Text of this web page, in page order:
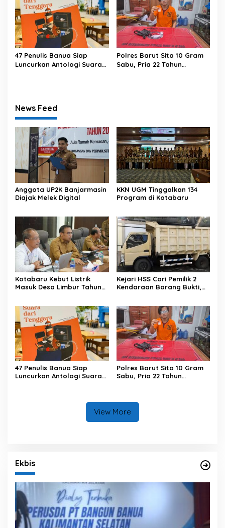
47 Penulis Banua Siap
Luncurkan Antologi Suara
Polres Barut Sita 10 Gram
Sabu, Pria 22 Tahun
News Feed
Anggota UP2K Banjarmasin
Diajak Melek Digital
KKN UGM Tinggalkan 134
Program di Kotabaru
Kotabaru Kebut Listrik
Masuk Desa Limbur Tahun
Kejari HSS Cari Pemilik 2
Kendaraan Barang Bukti,
47 Penulis Banua Siap
Luncurkan Antologi Suara
Polres Barut Sita 10 Gram
Sabu, Pria 22 Tahun
View More
Ekbis